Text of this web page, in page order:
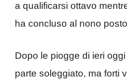
a qualificarsi ottavo
ha concluso al nono
Dopo le piogge di ieri
parte soleggiato, ma forti